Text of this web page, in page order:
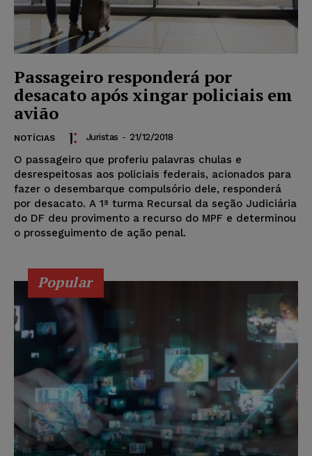
Passageiro responderá por
desacato após xingar policiais em
avião
NOTÍCIAS Juristas - 21/12/2018
O passageiro que proferiu palavras chulas e
desrespeitosas aos policiais federais, acionados para
fazer o desembarque compulsório dele, responderá
por desacato. A 1ª turma Recursal da seção Judiciária
do DF deu provimento a recurso do MPF e determinou
o prosseguimento de ação penal.
Popular